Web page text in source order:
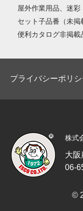
屋外作業用品、迷彩
セット子品番（未掲
便利カタログ非掲載
プライバシーポリシ
株式
大
06-
©